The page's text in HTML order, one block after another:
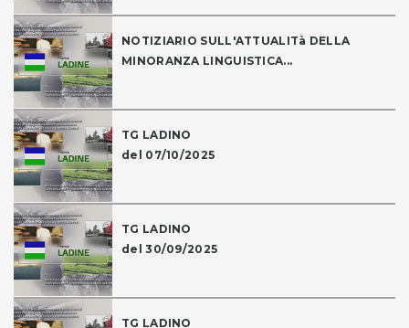
NOTIZIARIO SULL'ATTUALITà DELLA
MINORANZA LINGUISTICA...
TG LADINO
del 07/10/2025
TG LADINO
del 30/09/2025
TG LADINO